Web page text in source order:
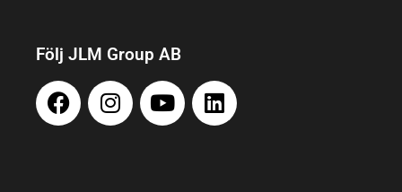
Följ JLM Group AB